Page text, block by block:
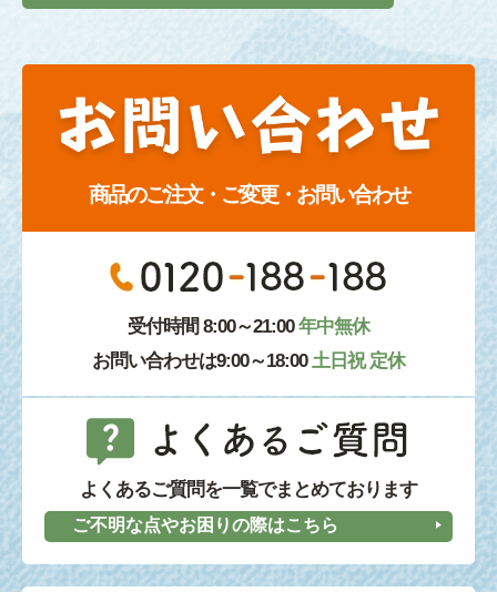
商品のご注文・ご変更・お問い合わせ
受付時間 8:00～21:00年中無休
お問い合わせは9:00～18:00 土日祝 定休
よくあるご質問を一覧でまとめております
ご不明な点やお困りの際はこちら